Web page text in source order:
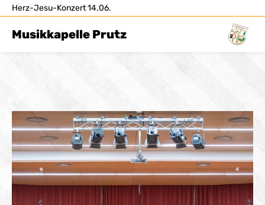
Herz-Jesu-Konzert 14.06.
Musikkapelle Prutz